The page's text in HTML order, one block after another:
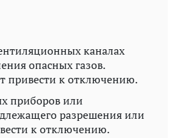
каналах
опасных газов.
привести к отключению.
приборов или
разрешения или
к отключению.